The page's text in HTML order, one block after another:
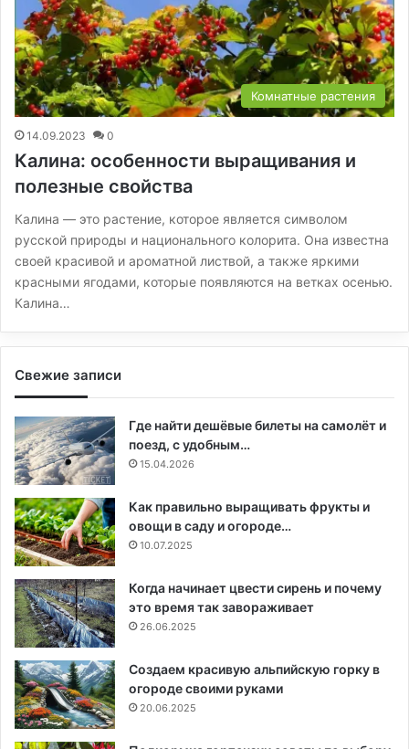
Комнатные растения
14.09.2023 0
Калина: особенности выращивания и
полезные свойства
Калина — это растение, которое является символом
русской природы и национального колорита. Она известна
своей красивой и ароматной листвой, а также яркими
красными ягодами, которые появляются на ветках осенью.
Калина…
Свежие записи
Где найти дешёвые билеты на самолёт и
поезд, с удобным…
15.04.2026
Как правильно выращивать фрукты и
овощи в саду и огороде…
10.07.2025
Когда начинает цвести сирень и почему
это время так завораживает
26.06.2025
Создаем красивую альпийскую горку в
огороде своими руками
20.06.2025